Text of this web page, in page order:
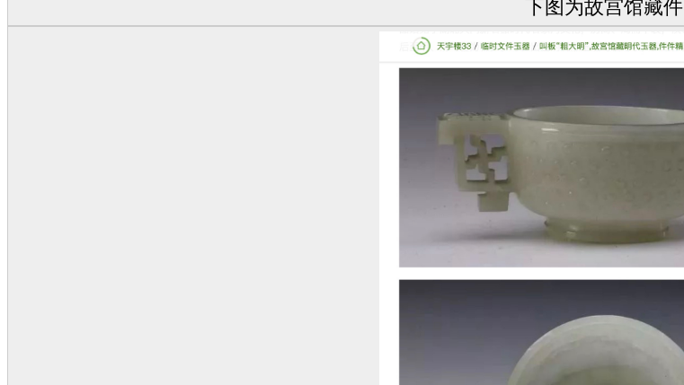
下图为故宫馆藏件